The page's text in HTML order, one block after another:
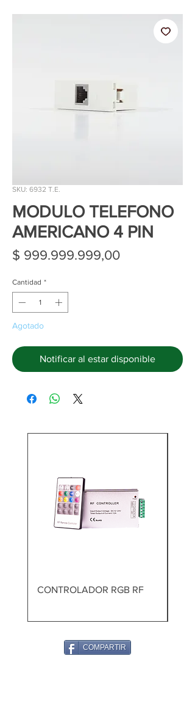
SKU: 6932 T.E.
MODULO TELEFONO
AMERICANO 4 PIN
$ 999.999.999,00Precio
Cantidad *
Agotado
Notificar al estar disponible
CONTROLADOR RGB RF
COMPARTIR